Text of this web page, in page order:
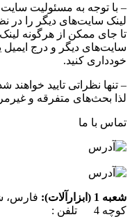
– با توجه به مسئولیت سایت
لینک سایت‌های دیگر را در
تا جای ممکن از هرگونه
سایت‌های دیگر و درج ایمیل
خودداری کنید.
– تنها نظراتی تایید
لذا بحث‌های متفرقه و
تماس با ما
شعبه 1 (ابزارآلات):
فارس،
کوچه 4 تلفن :